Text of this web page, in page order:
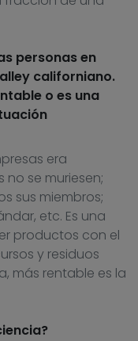
personas en
californiano.
o es una
era
se muriesen;
sus miembros;
etc. Es una
productos con el
y residuos
más rentable es la